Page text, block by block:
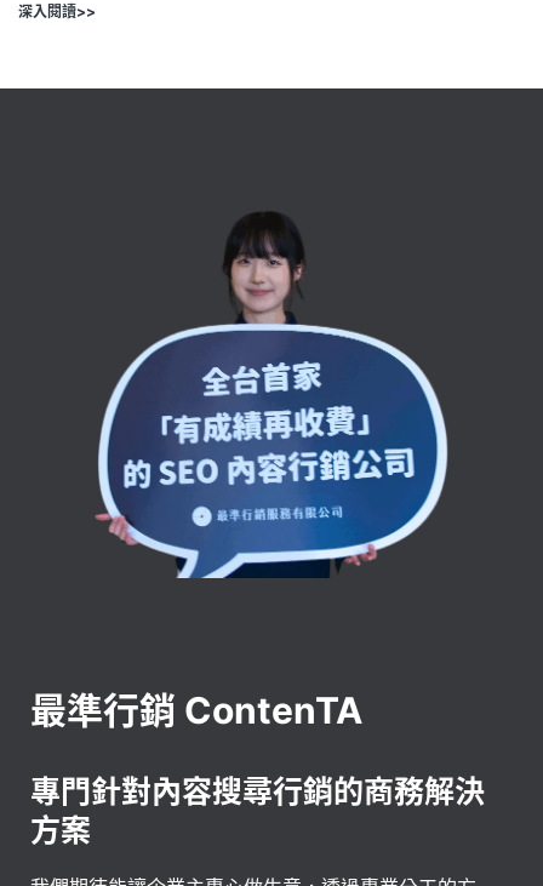
深入閱讀>>
最準行銷 ContenTA
專門針對內容搜尋行銷的商務解決
方案